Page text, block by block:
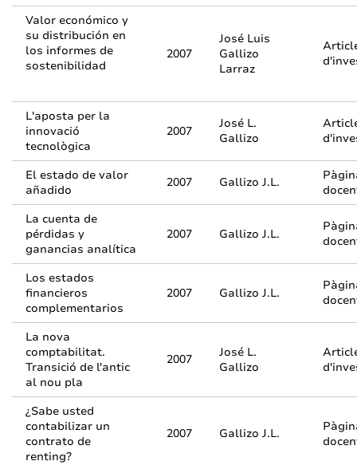
Valor económico y
su distribución en
los informes de
sostenibilidad
2007
José Luis
Gallizo
Larraz
L'aposta per la
innovació
tecnològica
2007
José L.
Gallizo
El estado de valor
añadido
2007 Gallizo J.L.
La cuenta de
pérdidas y
ganancias analítica
2007 Gallizo J.L.
Los estados
financieros
complementarios
2007 Gallizo J.L.
La nova
comptabilitat.
Transició de l'antic
al nou pla
2007
José L.
Gallizo
¿Sabe usted
contabilizar un
contrato de
renting?
2007 Gallizo J.L.